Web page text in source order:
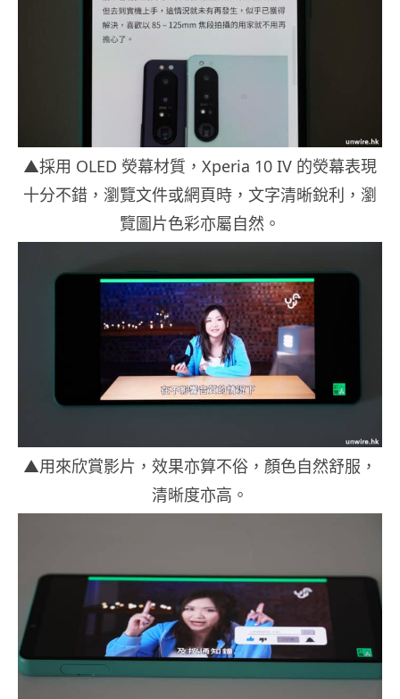
▲採用 OLED 熒幕材質，Xperia 10 IV 的熒幕表現
十分不錯，瀏覽文件或網頁時，文字清晰銳利，瀏
覽圖片色彩亦屬自然。
▲用來欣賞影片，效果亦算不俗，顏色自然舒服，
清晰度亦高。